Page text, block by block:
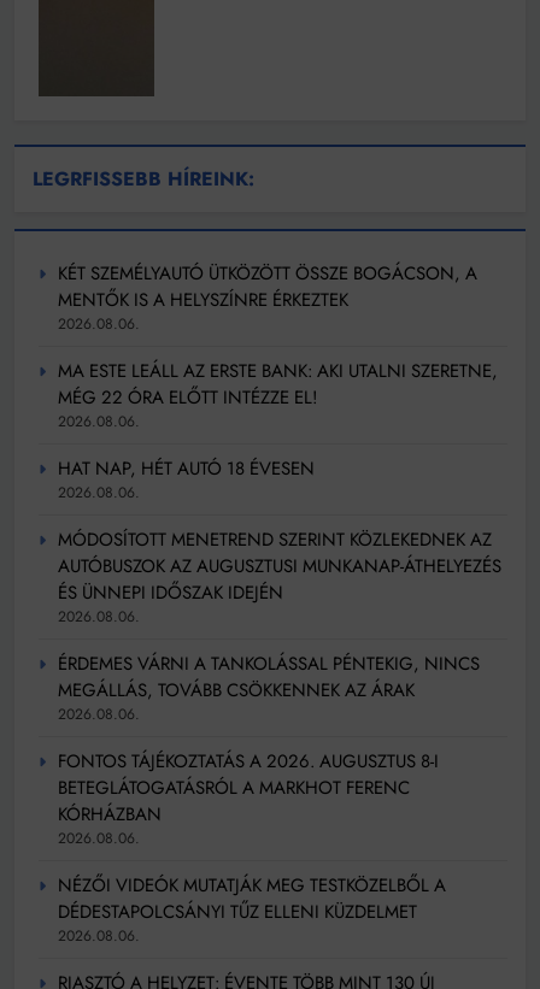
LEGRFISSEBB HÍREINK:
KÉT SZEMÉLYAUTÓ ÜTKÖZÖTT ÖSSZE BOGÁCSON, A
MENTŐK IS A HELYSZÍNRE ÉRKEZTEK
2026.08.06.
MA ESTE LEÁLL AZ ERSTE BANK: AKI UTALNI SZERETNE,
MÉG 22 ÓRA ELŐTT INTÉZZE EL!
2026.08.06.
HAT NAP, HÉT AUTÓ 18 ÉVESEN
2026.08.06.
MÓDOSÍTOTT MENETREND SZERINT KÖZLEKEDNEK AZ
AUTÓBUSZOK AZ AUGUSZTUSI MUNKANAP-ÁTHELYEZÉS
ÉS ÜNNEPI IDŐSZAK IDEJÉN
2026.08.06.
ÉRDEMES VÁRNI A TANKOLÁSSAL PÉNTEKIG, NINCS
MEGÁLLÁS, TOVÁBB CSÖKKENNEK AZ ÁRAK
2026.08.06.
FONTOS TÁJÉKOZTATÁS A 2026. AUGUSZTUS 8-I
BETEGLÁTOGATÁSRÓL A MARKHOT FERENC
KÓRHÁZBAN
2026.08.06.
NÉZŐI VIDEÓK MUTATJÁK MEG TESTKÖZELBŐL A
DÉDESTAPOLCSÁNYI TŰZ ELLENI KÜZDELMET
2026.08.06.
RIASZTÓ A HELYZET: ÉVENTE TÖBB MINT 130 ÚJ